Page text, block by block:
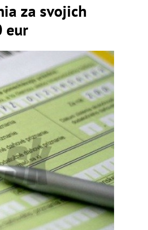
za svojich
eur